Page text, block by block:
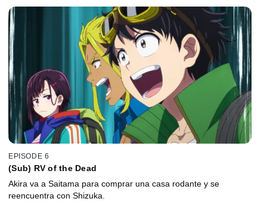
EPISODE 6
(Sub) RV of the Dead
Akira va a Saitama para comprar una casa rodante y se
reencuentra con Shizuka.